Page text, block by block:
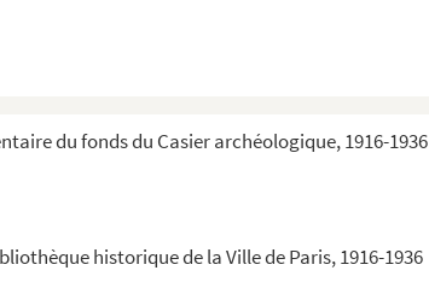
du fonds du Casier archéologique, 1916-1936
historique de la Ville de Paris, 1916-1936